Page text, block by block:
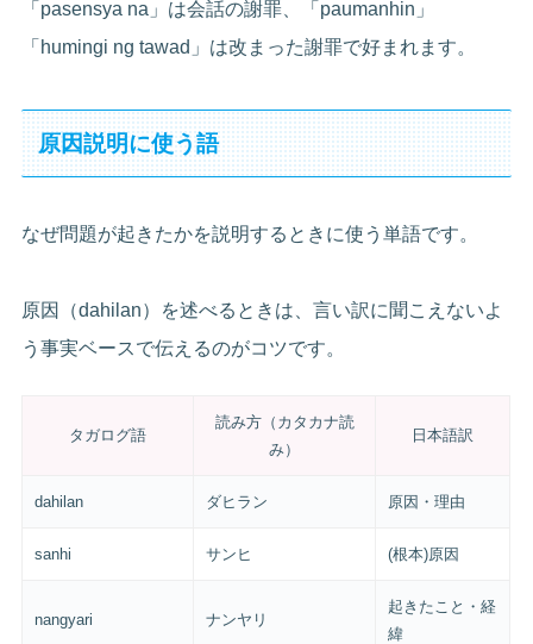
「pasensya na」は会話の謝罪、「paumanhin」
「humingi ng tawad」は改まった謝罪で好まれます。
原因説明に使う語
なぜ問題が起きたかを説明するときに使う単語です。
原因（dahilan）を述べるときは、言い訳に聞こえないよ
う事実ベースで伝えるのがコツです。
タガログ語
読み方（カタカナ読
み）
日本語訳
dahilan ダヒラン 原因・理由
sanhi サンヒ (根本)原因
nangyari ナンヤリ
起きたこと・経
緯